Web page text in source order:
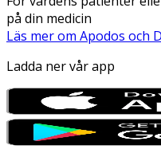
på din medicin
Läs mer om Apodos och
Ladda ner vår app